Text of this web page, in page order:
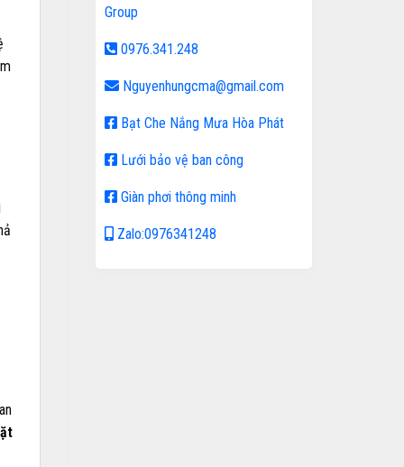
Group
0976.341.248
Nguyenhungcma@gmail.com
Bạt Che Nắng Mưa Hòa Phát
Lưới bảo vệ ban công
Giàn phơi thông minh
Zalo:0976341248